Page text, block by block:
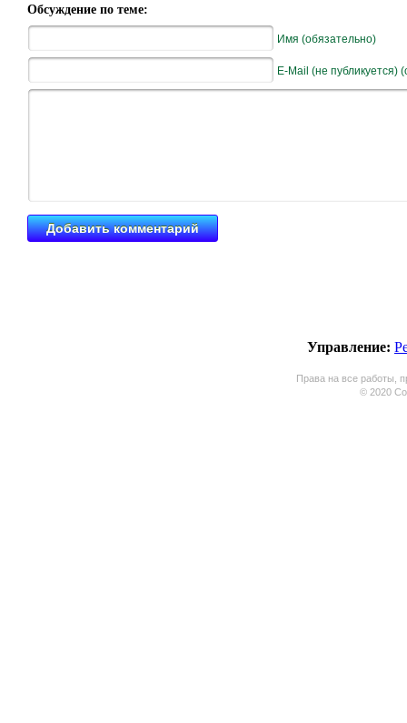
Обсуждение по теме:
Имя (обязательно)
E-Mail (не публикуется)
Управление:
Права на все работы,
© 2020